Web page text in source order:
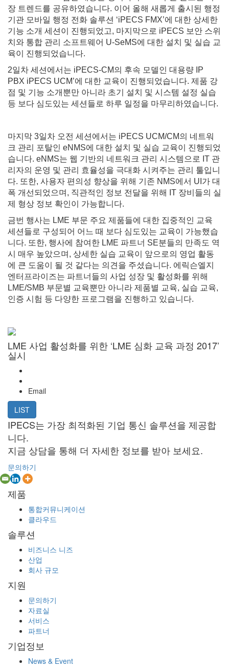
장 트렌드를 공유하였습니다. 이어 올해 새롭게 출시된 행정
기관 모바일 행정 전화 솔루션 ‘iPECS FMX’에 대한 상세한
기능 소개 세션이 진행되었고, 마지막으로 iPECS 보안 스위
치와 통합 관리 소프트웨어 U-SeMS에 대한 설치 및 실습 교
육이 진행되었습니다.
2일차 세션에서는 iPECS-CM의 후속 모델인 대용량 IP
PBX iPECS UCM’에 대한 교육이 진행되었습니다. 제품 강
점 및 기능 소개뿐만 아니라 초기 설치 및 시스템 설정 실습
등 보다 심도있는 세션들로 하루 일정을 마무리하였습니다.
마지막 3일차 오전 세션에서는 iPECS UCM/CM의 네트워
크 관리 포탈인 eNMS에 대한 설치 및 실습 교육이 진행되었
습니다. eNMS는 웹 기반의 네트워크 관리 시스템으로 IT 관
리자의 운영 및 관리 효율성을 극대화 시켜주는 관리 툴입니
다. 또한, 사용자 편의성 향상을 위해 기존 NMS에서 UI가 대
폭 개선되었으며, 직관적인 정보 전달을 위해 IT 장비들의 실
제 형상 정보 확인이 가능합니다.
금번 행사는 LME 부문 주요 제품들에 대한 집중적인 교육
세션들로 구성되어 어느 때 보다 심도있는 교육이 가능했습
니다. 또한, 행사에 참여한 LME 파트너 SE분들의 만족도 역
시 매우 높았으며, 상세한 실습 교육이 앞으로의 영업 활동
에 큰 도움이 될 것 같다는 의견을 주셨습니다. 에릭슨엘지
엔터프라이즈는 파트너들의 사업 성장 및 활성화를 위해
LME/SMB 부문별 교육뿐만 아니라 제품별 교육, 실습 교육,
인증 시험 등 다양한 프로그램을 진행하고 있습니다.
LME 사업 활성화를 위한 ‘LME 심화 교육 과정 2017’
실시
Email
LIST
IPECS는 가장 최적화된 기업 통신 솔루션을 제공합
니다.
지금 상담을 통해 더 자세한 정보를 받아 보세요.
문의하기
제품
통합커뮤니케이션
클라우드
솔루션
비즈니스 니즈
산업
회사 규모
지원
문의하기
자료실
서비스
파트너
기업정보
News & Event